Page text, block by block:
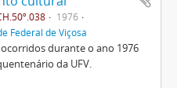
1976
Federal de Viçosa
durante o ano 1976
da UFV.